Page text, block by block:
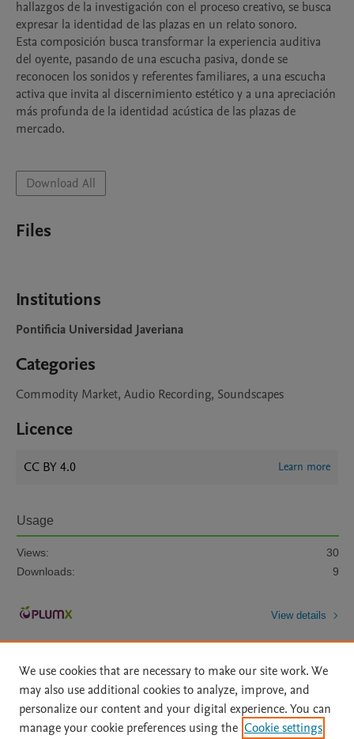
hallazgos de la investigación con el proceso creativo, se busca
expresar la identidad de las plazas en un relato sonoro.
Esta composición busca transformar la experiencia auditiva
del oyente, pasando de una escucha pasiva, donde se
reconocen los sonidos y referentes familiares, a una escucha
activa que invita al discernimiento estético y a una apreciación
más profunda de la identidad acústica de las plazas de
mercado.
Download All
Files
Institutions
Pontificia Universidad Javeriana
Categories
Commodity Market, Audio Recording, Soundscapes
Licence
CC BY 4.0 Learn more
Usage
Views:
30
Downloads:
9
View details
Home | About | Accessibility Statement | Archive Policy |
We use cookies that are necessary to make our site work. We
may also use additional cookies to analyze, improve, and
personalize our content and your digital experience. You can
manage your cookie preferences using the Cookie settings